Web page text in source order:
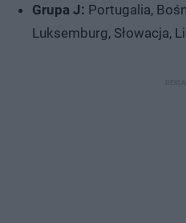
Grupa J: Portugalia,
Luksemburg, Słowacja,